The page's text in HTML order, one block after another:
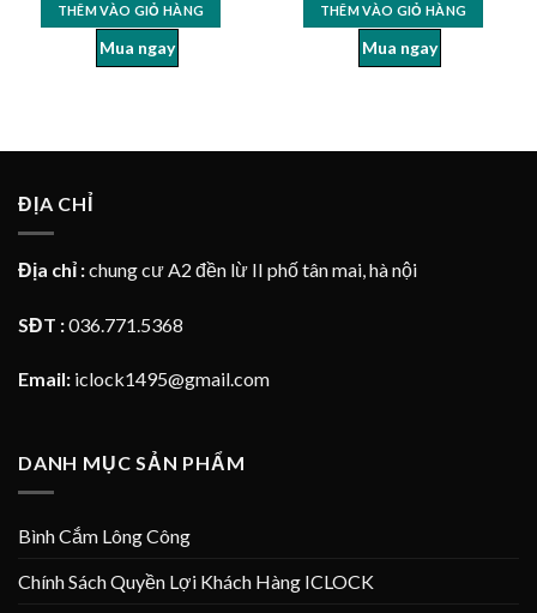
THÊM VÀO GIỎ HÀNG
Mua ngay
THÊM VÀO GIỎ HÀNG
Mua ngay
ĐỊA CHỈ
Địa chỉ :chung cư A2 đền lừ II phố tân mai, hà nội
SĐT :036.771.5368
Email: iclock1495@gmail.com
DANH MỤC SẢN PHẨM
Bình Cắm Lông Công
Chính Sách Quyền Lợi Khách Hàng ICLOCK